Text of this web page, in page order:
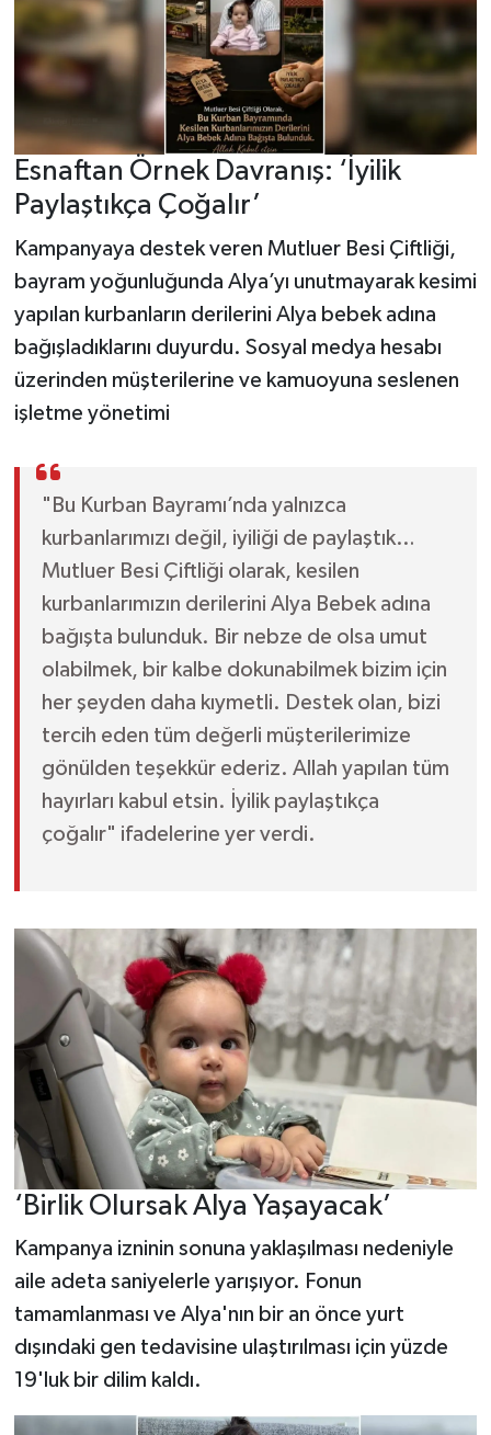
Esnaftan Örnek Davranış: ‘İyilik
Paylaştıkça Çoğalır’
Kampanyaya destek veren Mutluer Besi Çiftliği,
bayram yoğunluğunda Alya’yı unutmayarak kesimi
yapılan kurbanların derilerini Alya bebek adına
bağışladıklarını duyurdu. Sosyal medya hesabı
üzerinden müşterilerine ve kamuoyuna seslenen
işletme yönetimi
"Bu Kurban Bayramı’nda yalnızca
kurbanlarımızı değil, iyiliği de paylaştık…
Mutluer Besi Çiftliği olarak, kesilen
kurbanlarımızın derilerini Alya Bebek adına
bağışta bulunduk. Bir nebze de olsa umut
olabilmek, bir kalbe dokunabilmek bizim için
her şeyden daha kıymetli. Destek olan, bizi
tercih eden tüm değerli müşterilerimize
gönülden teşekkür ederiz. Allah yapılan tüm
hayırları kabul etsin. İyilik paylaştıkça
çoğalır" ifadelerine yer verdi.
‘Birlik Olursak Alya Yaşayacak’
Kampanya izninin sonuna yaklaşılması nedeniyle
aile adeta saniyelerle yarışıyor. Fonun
tamamlanması ve Alya'nın bir an önce yurt
dışındaki gen tedavisine ulaştırılması için yüzde
19'luk bir dilim kaldı.